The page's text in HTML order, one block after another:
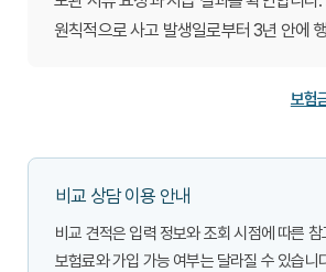
원칙적으로 사고 발생일로부터 3년 안에
보험
비교 상담 이용 안내
비교 견적은 입력 정보와 조회 시점에 따른 참
보험료와 가입 가능 여부는 달라질 수 있습니